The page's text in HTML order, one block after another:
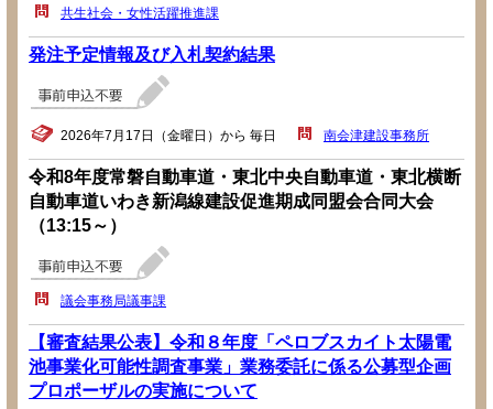
共生社会・女性活躍推進課
発注予定情報及び入札契約結果
2026年7月17日（金曜日）から 毎日 南会津建設事務所
令和8年度常磐自動車道・東北中央自動車道・東北横断
自動車道いわき新潟線建設促進期成同盟会合同大会
（13:15～）
議会事務局議事課
【審査結果公表】令和８年度「ペロブスカイト太陽電
池事業化可能性調査事業」業務委託に係る公募型企画
プロポーザルの実施について